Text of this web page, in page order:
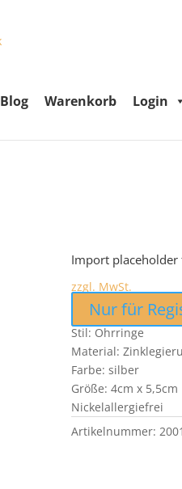
Blog Warenkorb Login
Import
zzgl. MwSt.
Nur für
Stil: Ohrringe
Material:
Farbe: silber
Größe: 4cm x 5,5cm
Nickelallergiefrei
Artikelnummer: